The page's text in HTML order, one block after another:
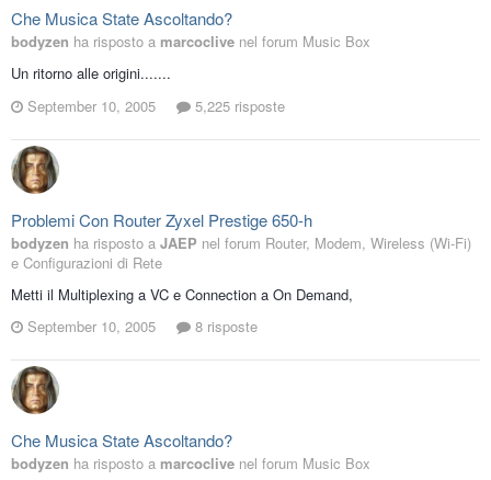
Che Musica State Ascoltando?
bodyzen ha risposto a marcoclive nel forum Music Box
Un ritorno alle origini.......
September 10, 2005
5,225 risposte
Problemi Con Router Zyxel Prestige 650-h
bodyzen ha risposto a JAEP nel forum Router, Modem, Wireless (Wi-Fi)
e Configurazioni di Rete
Metti il Multiplexing a VC e Connection a On Demand,
September 10, 2005
8 risposte
Che Musica State Ascoltando?
bodyzen ha risposto a marcoclive nel forum Music Box